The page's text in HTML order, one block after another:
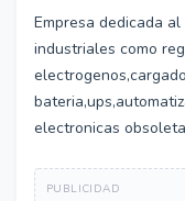
Empresa dedicada
industriales como
electronicas